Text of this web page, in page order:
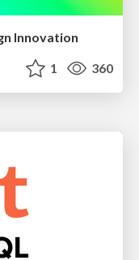
Innovation
1 360